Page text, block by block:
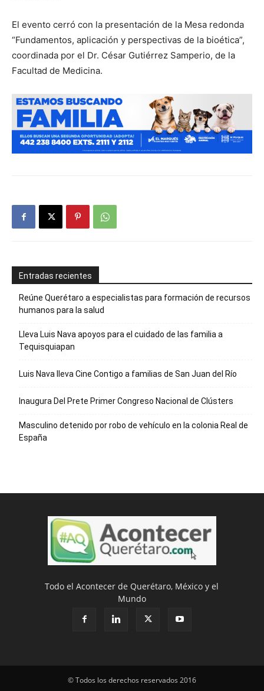
El evento cerró con la presentación de la Mesa redonda
“Fundamentos, aplicación y perspectivas de la bioética”,
coordinada por el Dr. César Gutiérrez Samperio, de la
Facultad de Medicina.
Entradas recientes
Reúne Querétaro a especialistas para formación de recursos
humanos para la salud
Lleva Luis Nava apoyos para el cuidado de las familia a
Tequisquiapan
Luis Nava lleva Cine Contigo a familias de San Juan del Río
Inaugura Del Prete Primer Congreso Nacional de Clústers
Masculino detenido por robo de vehículo en la colonia Real de
España
Todo el Acontecer de Querétaro, México y el
Mundo
© Todos los derechos reservados 2016